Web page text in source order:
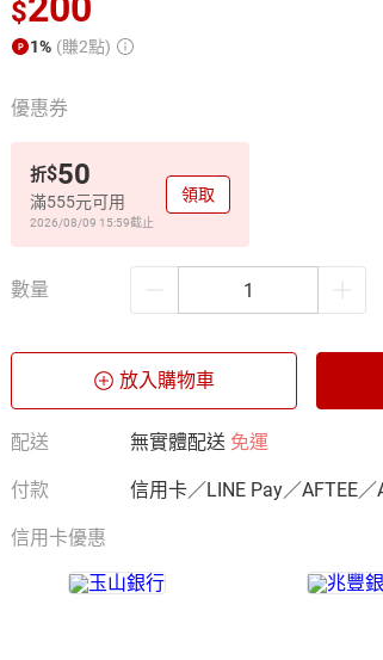
$
1% (賺2點)
優惠券
折$50
滿555元可用
2026/08/09 15:59截止
領取
數量
放入購物車
配送 無實體配送 免運
付款 信用卡／LINE Pay／AFTEE／
信用卡優惠